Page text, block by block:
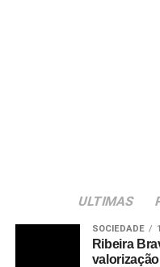
ULTIMAS
SOCIEDADE
Ribeira